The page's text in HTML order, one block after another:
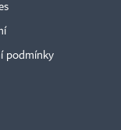
podmínky